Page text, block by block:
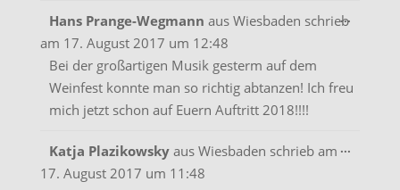
Hans Prange-Wegmann aus Wiesbaden schrieb
am 17. August 2017 um 12:48
Bei der großartigen Musik gesterm auf dem
Weinfest konnte man so richtig abtanzen! Ich freu
mich jetzt schon auf Euern Auftritt 2018!!!!
...
Katja Plazikowsky aus Wiesbaden schrieb am
17. August 2017 um 11:48
...